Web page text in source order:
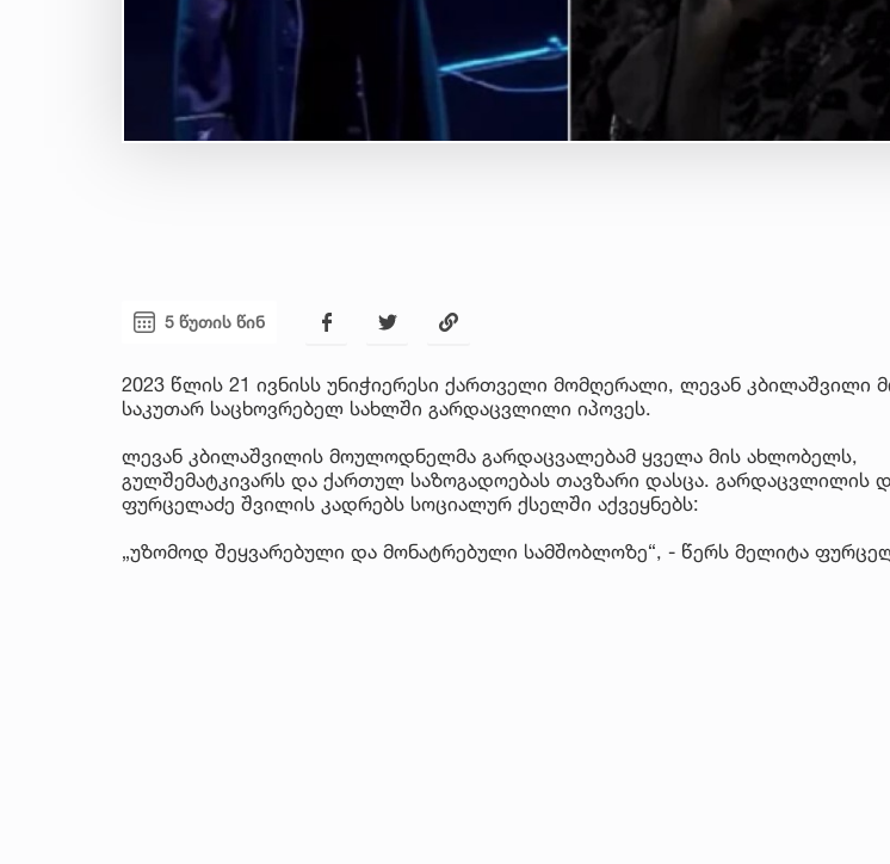
5 წუთის წინ
2023 წლის 21 ივნისს უნიჭიერესი ქართველი მომღერალი, ლევან კბილაშვილი
საკუთარ საცხოვრებელ სახლში გარდაცვლილი იპოვეს.
ლევან კბილაშვილის მოულოდნელმა გარდაცვალებამ ყველა მის ახლობელს,
გულშემატკივარს და ქართულ საზოგადოებას თავზარი დასცა. გარდაცვლილის
ფურცელაძე შვილის კადრებს სოციალურ ქსელში აქვეყნებს:
„უზომოდ შეყვარებული და მონატრებული სამშობლოზე“, - წერს მელიტა